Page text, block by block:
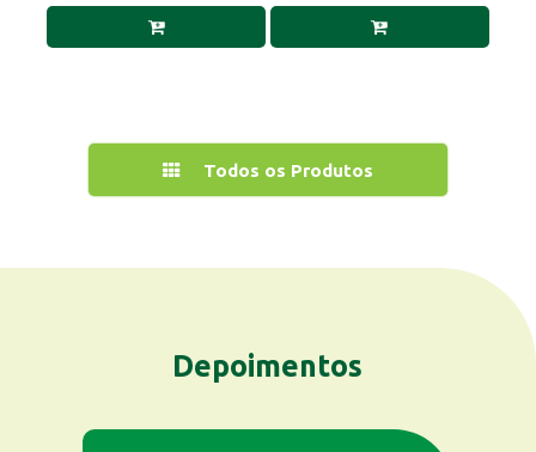
Todos os Produtos
Depoimentos